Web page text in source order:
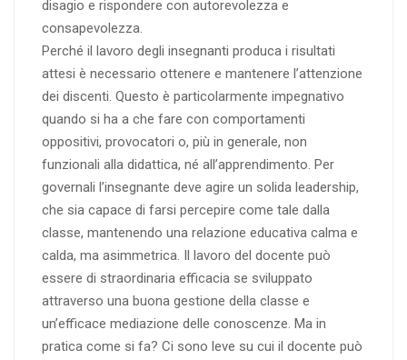
disagio e rispondere con autorevolezza e
consapevolezza.
Perché il lavoro degli insegnanti produca i risultati
attesi è necessario ottenere e mantenere l’attenzione
dei discenti. Questo è particolarmente impegnativo
quando si ha a che fare con comportamenti
oppositivi, provocatori o, più in generale, non
funzionali alla didattica, né all’apprendimento. Per
governali l’insegnante deve agire un solida leadership,
che sia capace di farsi percepire come tale dalla
classe, mantenendo una relazione educativa calma e
calda, ma asimmetrica. Il lavoro del docente può
essere di straordinaria efficacia se sviluppato
attraverso una buona gestione della classe e
un’efficace mediazione delle conoscenze. Ma in
pratica come si fa? Ci sono leve su cui il docente può